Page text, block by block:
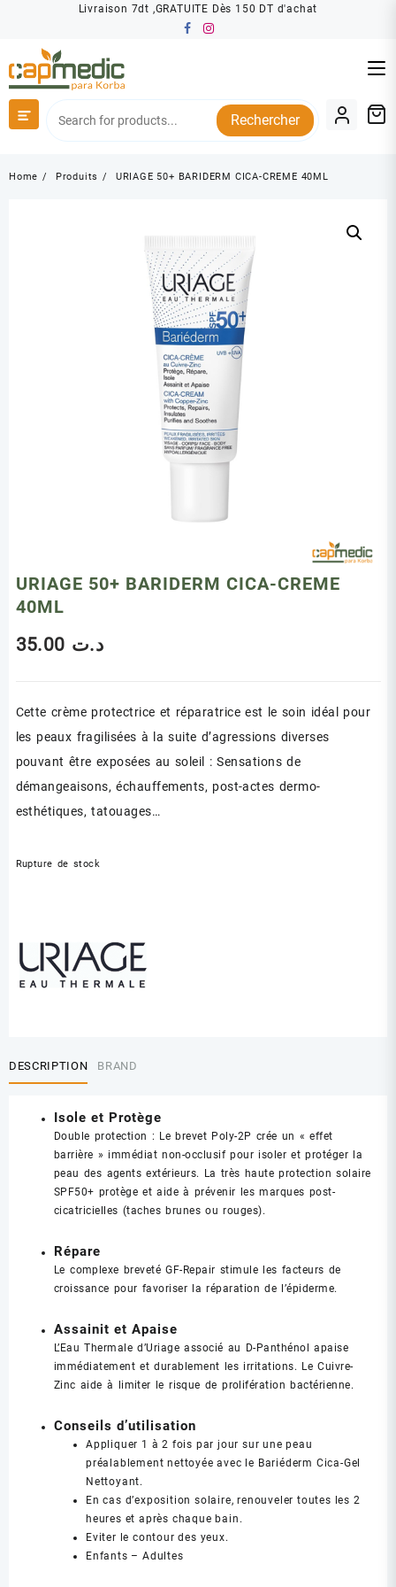
Livraison 7dt ,GRATUITE Dès 150 DT d'achat
Rechercher
Home Produits URIAGE 50+ BARIDERM CICA-CREME 40ML
URIAGE 50+ BARIDERM CICA-CREME
40ML
د.ت
Cette crème protectrice et réparatrice est le soin idéal pour
les peaux fragilisées à la suite d’agressions diverses
pouvant être exposées au soleil : Sensations de
démangeaisons, échauffements, post-actes dermo-
esthétiques, tatouages…
Rupture de stock
DESCRIPTION BRAND
Isole et Protège
Double protection : Le brevet Poly-2P crée un « effet
barrière » immédiat non-occlusif pour isoler et protéger la
peau des agents extérieurs. La très haute protection solaire
SPF50+ protège et aide à prévenir les marques post-
cicatricielles (taches brunes ou rouges).
Répare
Le complexe breveté GF-Repair stimule les facteurs de
croissance pour favoriser la réparation de l’épiderme.
Assainit et Apaise
L’Eau Thermale d’Uriage associé au D-Panthénol apaise
immédiatement et durablement les irritations. Le Cuivre-
Zinc aide à limiter le risque de prolifération bactérienne.
Conseils d’utilisation
Appliquer 1 à 2 fois par jour sur une peau
préalablement nettoyée avec le Bariéderm Cica-Gel
Nettoyant.
En cas d’exposition solaire, renouveler toutes les 2
heures et après chaque bain.
Eviter le contour des yeux.
Enfants – Adultes